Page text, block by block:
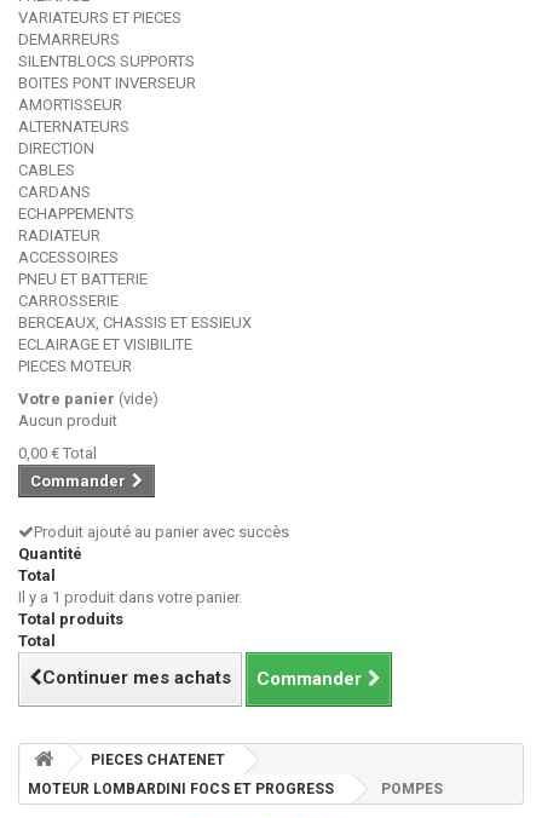
VARIATEURS ET PIECES
DEMARREURS
SILENTBLOCS SUPPORTS
BOITES PONT INVERSEUR
AMORTISSEUR
ALTERNATEURS
DIRECTION
CABLES
CARDANS
ECHAPPEMENTS
RADIATEUR
ACCESSOIRES
PNEU ET BATTERIE
CARROSSERIE
BERCEAUX, CHASSIS ET ESSIEUX
ECLAIRAGE ET VISIBILITE
PIECES MOTEUR
Votre panier (vide)
Aucun produit
0,00 € Total
Commander
Produit ajouté au panier avec succès
Quantité
Total
Il y a 1 produit dans votre panier.
Total produits
Total
Continuer mes achats Commander
PIECES CHATENET
MOTEUR LOMBARDINI FOCS ET PROGRESS
POMPES